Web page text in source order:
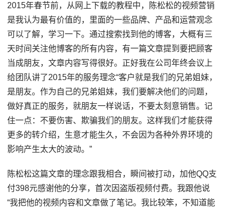
2015年春节前，从网上下载的教程中，陈松松的视频营销
是我认为最有价值的，里面的一些品牌、产品和运营观念
可以了解，学习一下。通过搜索找到他的博客，大概有三
天时间关注他博客的所有内容，有一篇文章提到要把顾客
当成朋友，文章内容写得很好。正好我在公司年终会议上
给团队讲了2015年的服务理念“客户就是我们的兄弟姐妹，
是朋友。作为自己的兄弟姐妹，我们要解决他们的问题，
做好真正的服务，就朋友一样说话，不要太刻意销售。记
住一点：不要伤害、欺骗我们的朋友。这样我们才能获得
更多的转介绍，生意才能生久，不会因为各种外界环境的
影响产生太大的波动。”
陈松松这篇文章的理念跟我相合，瞬间被打动，加他QQ支
付398元感谢他的分享，首次因盗版视频付费。我跟他说
“我把他的视频内容和文章做了笔记。我比较笨，不知道能